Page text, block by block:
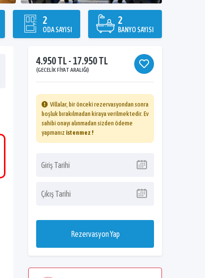
2
ODA SAYISI
2
BANYO SAYISI
4.950 TL - 17.950 TL
(GECELIK FIYAT ARALIĞI)
Villalar, bir önceki rezervasyondan sonra
boşluk bırakılmadan kiraya verilmektedir. Ev
sahibi onayı alınmadan sizden ödeme
yapmanız istenmez !
Rezervasyon Yap